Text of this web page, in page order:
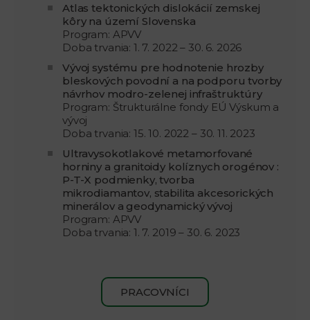
Atlas tektonických dislokácií zemskej
kôry na území Slovenska
Program: APVV
Doba trvania: 1. 7. 2022 – 30. 6. 2026
Vývoj systému pre hodnotenie hrozby
bleskových povodní a na podporu tvorby
návrhov modro-zelenej infraštruktúry
Program: Štrukturálne fondy EÚ Výskum a
vývoj
Doba trvania: 15. 10. 2022 – 30. 11. 2023
Ultravysokotlakové metamorfované
horniny a granitoidy kolíznych orogénov :
P-T-X podmienky, tvorba
mikrodiamantov, stabilita akcesorických
minerálov a geodynamický vývoj
Program: APVV
Doba trvania: 1. 7. 2019 – 30. 6. 2023
PRACOVNÍCI